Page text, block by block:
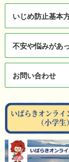
いじめ防止基本
不安や悩みがあ
お問い合わせ